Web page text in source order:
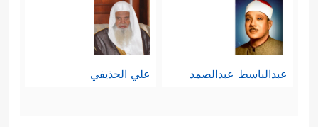
عبدالباسط عبدالصمد علي الحذيفي